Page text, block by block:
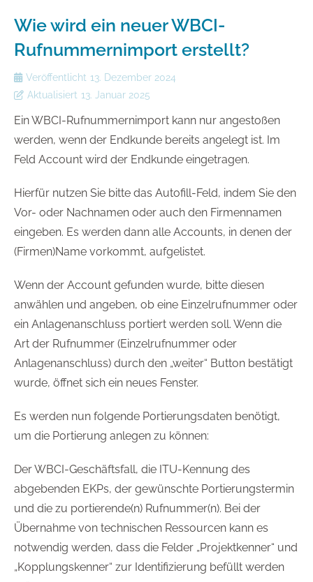
Wie wird ein neuer WBCI-
Rufnummernimport erstellt?
Veröffentlicht 13. Dezember 2024
Aktualisiert 13. Januar 2025
Ein WBCI-Rufnummernimport kann nur angestoßen
werden, wenn der Endkunde bereits angelegt ist. Im
Feld Account wird der Endkunde eingetragen.
Hierfür nutzen Sie bitte das Autofill-Feld, indem Sie den
Vor- oder Nachnamen oder auch den Firmennamen
eingeben. Es werden dann alle Accounts, in denen der
(Firmen)Name vorkommt, aufgelistet.
Wenn der Account gefunden wurde, bitte diesen
anwählen und angeben, ob eine Einzelrufnummer oder
ein Anlagenanschluss portiert werden soll. Wenn die
Art der Rufnummer (Einzelrufnummer oder
Anlagenanschluss) durch den „weiter“ Button bestätigt
wurde, öffnet sich ein neues Fenster.
Es werden nun folgende Portierungsdaten benötigt,
um die Portierung anlegen zu können:
Der WBCI-Geschäftsfall, die ITU-Kennung des
abgebenden EKPs, der gewünschte Portierungstermin
und die zu portierende(n) Rufnummer(n). Bei der
Übernahme von technischen Ressourcen kann es
notwendig werden, dass die Felder „Projektkenner“ und
„Kopplungskenner“ zur Identifizierung befüllt werden